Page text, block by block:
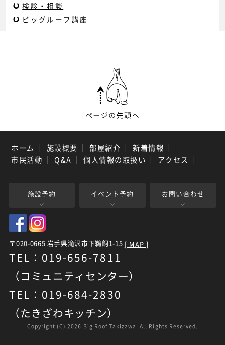
検診・相談
ビッグルーフ講座
ホーム ｜ 施設概要 ｜ 部屋紹介 ｜ 新着情報 ｜
市民活動 ｜ Q&A ｜ 個人情報の取扱い ｜ アクセス ｜
施設予約 イベント予約 お問い合わせ
〒020-0665 岩手県滝沢市下鵜飼1-15 [ MAP ]
TEL：019-656-7811
（コミュニティセンター）
TEL：019-684-2830
（たきざわキッチン）
Copyright (C)2026 Big Roof Takizawa. All Rights Reserved.